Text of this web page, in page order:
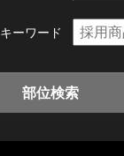
キーワード
部位検索